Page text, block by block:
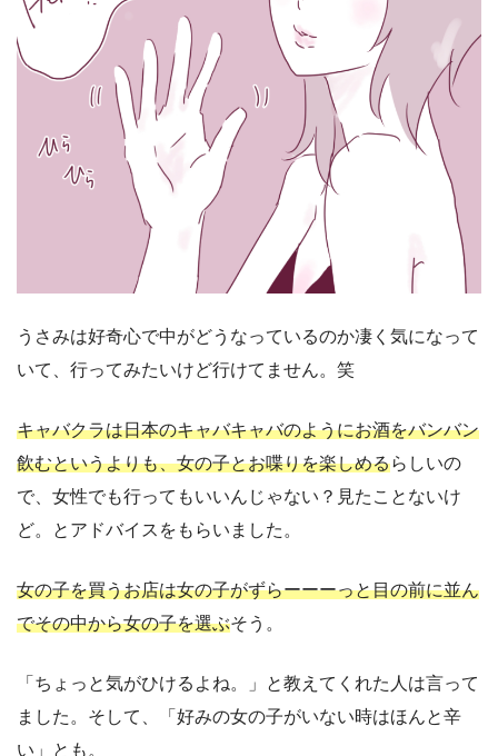
うさみは好奇心で中がどうなっているのか凄く気になって
いて、行ってみたいけど行けてません。笑
キャバクラは日本のキャバキャバのようにお酒をバンバン
飲むというよりも、女の子とお喋りを楽しめるらしいの
で、女性でも行ってもいいんじゃない？見たことないけ
ど。とアドバイスをもらいました。
女の子を買うお店は女の子がずらーーーっと目の前に並ん
でその中から女の子を選ぶそう。
「ちょっと気がひけるよね。」と教えてくれた人は言って
ました。そして、「好みの女の子がいない時はほんと辛
い」とも。